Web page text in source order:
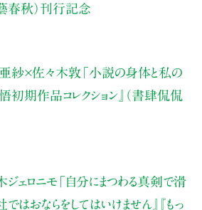
春秋）刊行記念
紗×佐々木敦 「小説の身体と私の
初期作品コレクション』（書肆侃侃
ェロニモ 「自分にまつわる真剣で滑
ではおならをしてはいけません』『もっ